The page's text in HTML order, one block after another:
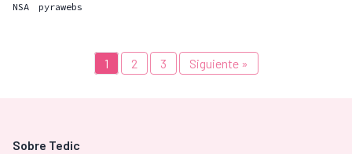
NSA
pyrawebs
1 2 3 Siguiente »
Sobre Tedic